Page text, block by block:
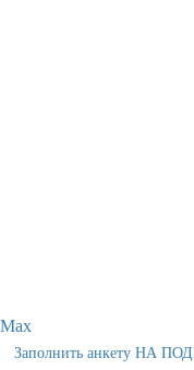
Max
Заполнить анкету НА